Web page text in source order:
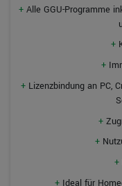
+ Alle GGU-Programme
+
+
+ Lizenzbindung an PC,
+
+
+
+Ideal für